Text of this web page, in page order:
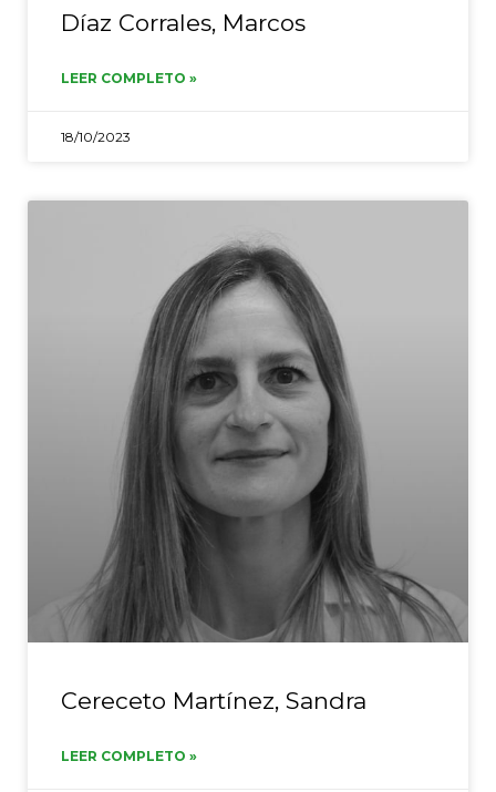
Díaz Corrales, Marcos
LEER COMPLETO »
18/10/2023
Cereceto Martínez, Sandra
LEER COMPLETO »